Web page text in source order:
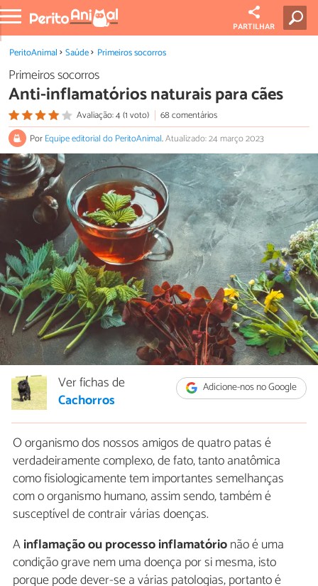
PARTILHAR
PeritoAnimal Saúde Primeiros socorros
Primeiros socorros
Anti-inflamatórios naturais para cães
Avaliação: 4 (1 voto)
68 comentários
PorEquipe editorial do PeritoAnimal.Atualizado: 24 março 2023
Adicione-nos no Google
Ver fichas de
Cachorros
O organismo dos nossos amigos de quatro patas é
verdadeiramente complexo, de fato, tanto anatômica
como fisiologicamente tem importantes semelhanças
com o organismo humano, assim sendo, também é
susceptível de contrair várias doenças.
Ainflamação ou processo inflamatórionão é uma
condição grave nem uma doença por si mesma, isto
porque pode dever-se a várias patologias, portanto é